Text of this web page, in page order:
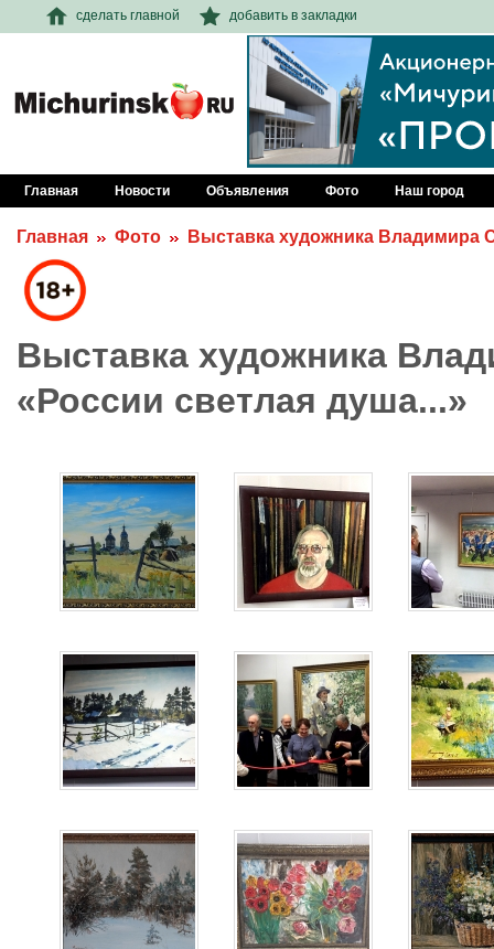
сделать главной добавить в закладки
Главная Новости Объявления Фото Наш город
Главная Фото Выставка художника Владимира
Выставка художника
«России светлая душа...»